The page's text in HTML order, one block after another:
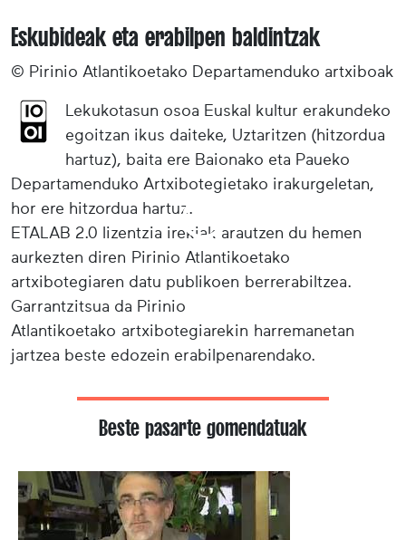
Eskubideak eta erabilpen baldintzak
© Pirinio Atlantikoetako Departamenduko artxiboak
Lekukotasun osoa Euskal kultur erakundeko
egoitzan ikus daiteke, Uztaritzen (hitzordua
hartuz), baita ere Baionako eta Paueko
Departamenduko Artxibotegietako irakurgeletan,
hor ere hitzordua hartuz.
ETALAB 2.0 lizentzia irekiak arautzen du hemen
aurkezten diren Pirinio Atlantikoetako
artxibotegiaren datu publikoen berrerabiltzea.
Garrantzitsua da Pirinio
Atlantikoetako artxibotegiarekin harremanetan
jartzea beste edozein erabilpenarendako.
Beste pasarte gomendatuak